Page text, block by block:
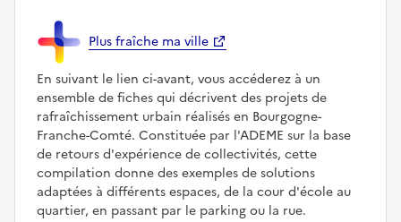
Plus fraîche ma ville
En suivant le lien ci-avant, vous accéderez à un
ensemble de fiches qui décrivent des projets de
rafraîchissement urbain réalisés en Bourgogne-
Franche-Comté. Constituée par l'ADEME sur la base
de retours d'expérience de collectivités, cette
compilation donne des exemples de solutions
adaptées à différents espaces, de la cour d'école au
quartier, en passant par le parking ou la rue.